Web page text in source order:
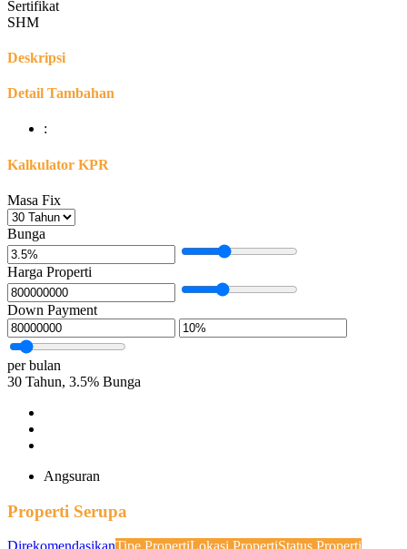
Sertifikat
SHM
Deskripsi
Detail Tambahan
:
Kalkulator KPR
Masa Fix
Bunga
Harga Properti
Down Payment
per bulan
30 Tahun, 3.5% Bunga
Angsuran
Properti Serupa